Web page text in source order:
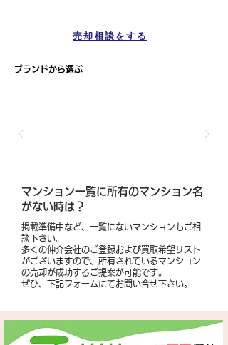
売却相談をする
ブランドから選ぶ
​マンション一覧に所有のマンション名
がない時は？
掲載準備中など、一覧にないマンションもご相
談下さい。
多くの仲介会社のご登録および買取希望リスト
がございますので、所有されているマンション
の売却が成功するご提案が可能です。
​ぜひ、下記フォームにてお問い合せ下さい。